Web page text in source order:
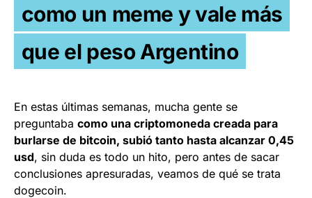
como un meme y vale más
que el peso Argentino
En estas últimas semanas, mucha gente se
preguntaba como una criptomoneda creada para
burlarse de bitcoin, subió tanto hasta alcanzar 0,45
usd, sin duda es todo un hito, pero antes de sacar
conclusiones apresuradas, veamos de qué se trata
dogecoin.